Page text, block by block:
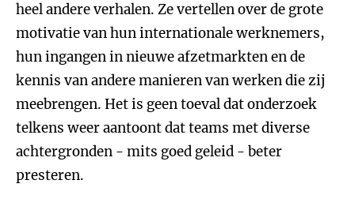
heel andere verhalen. Ze vertellen over de grote
motivatie van hun internationale werknemers,
hun ingangen in nieuwe afzetmarkten en de
kennis van andere manieren van werken die zij
meebrengen. Het is geen toeval dat onderzoek
telkens weer aantoont dat teams met diverse
achtergronden - mits goed geleid - beter
presteren.